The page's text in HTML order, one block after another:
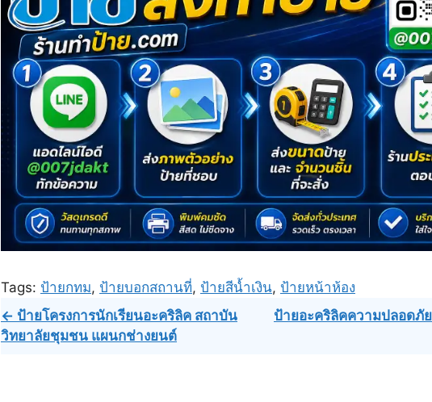
Tags: ป้ายกทม, ป้ายบอกสถานที่, ป้ายสีน้ำเงิน, ป้ายหน้าห้อง
Post
navigation
← ป้ายโครงการนักเรียนอะคริลิค สถาบัน
วิทยาลัยชุมชน แผนกช่างยนต์
ป้ายอะคริลิคความปลอดภั